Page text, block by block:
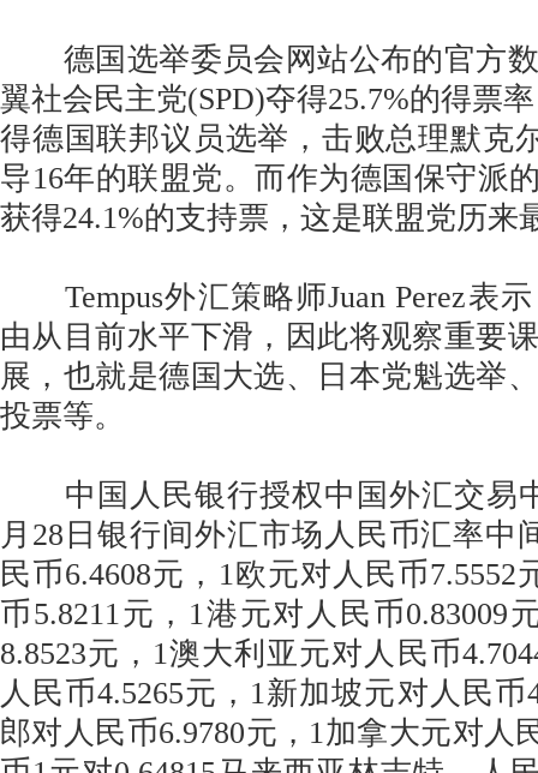
德国选举委员会网站公布的官方数
翼社会民主党(SPD)夺得25.7%的得票
得德国联邦议员选举，击败总理默克
导16年的联盟党。而作为德国保守派
获得24.1%的支持票，这是联盟党历来
Tempus外汇策略师Juan Perez表
由从目前水平下滑，因此将观察重要
展，也就是德国大选、日本党魁选举
投票等。
中国人民银行授权中国外汇交易
月28日银行间外汇市场人民币汇率中
民币6.4608元，1欧元对人民币7.5552
币5.8211元，1港元对人民币0.83009
8.8523元，1澳大利亚元对人民币
人民币4.5265元，1新加坡元对人民币
郎对人民币6.9780元，1加拿大元对人